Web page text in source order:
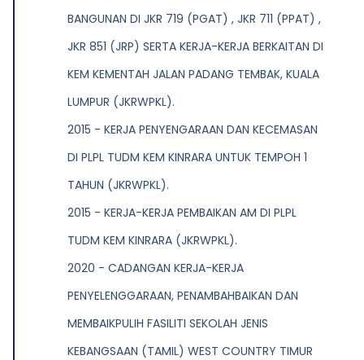
BANGUNAN DI JKR 719 (PGAT) , JKR 711 (PPAT) ,
JKR 851 (JRP) SERTA KERJA-KERJA BERKAITAN DI
KEM KEMENTAH JALAN PADANG TEMBAK, KUALA
LUMPUR (JKRWPKL).
2015 - KERJA PENYENGARAAN DAN KECEMASAN
DI PLPL TUDM KEM KINRARA UNTUK TEMPOH 1
TAHUN (JKRWPKL).
2015 - KERJA-KERJA PEMBAIKAN AM DI PLPL
TUDM KEM KINRARA (JKRWPKL).
2020 - CADANGAN KERJA-KERJA
PENYELENGGARAAN, PENAMBAHBAIKAN DAN
MEMBAIKPULIH FASILITI SEKOLAH JENIS
KEBANGSAAN (TAMIL) WEST COUNTRY TIMUR